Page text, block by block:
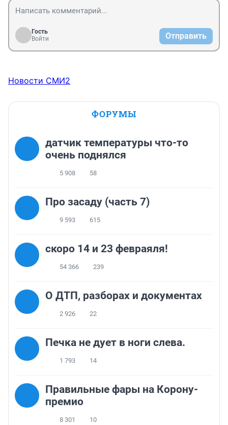
Гость
Войти
Отправить
Новости СМИ2
ФОРУМЫ
датчик температуры что-то
очень поднялся
5 908 58
Про засаду (часть 7)
9 593 615
скоро 14 и 23 февраяля!
54 366 239
О ДТП, разборах и документах
2 926 22
Печка не дует в ноги слева.
1 793 14
Правильные фары на Корону-
премио
8 301 10